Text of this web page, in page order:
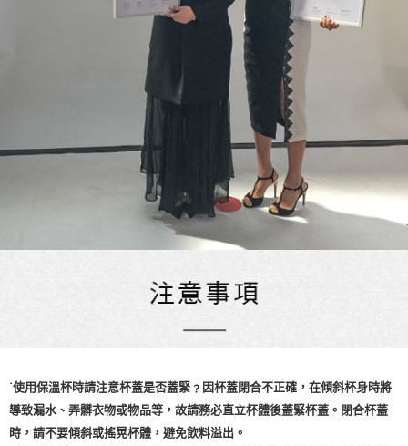
˙使用保溫杯時請注意杯蓋是否蓋緊﹖因杯蓋閉合不正確，在傾斜杯身時將
導致漏水、弄髒衣物或物品等，故請務必直立杯體後蓋緊杯蓋。閉合杯蓋
時，請不要傾斜或搖晃杯體，避免飲料溢出。